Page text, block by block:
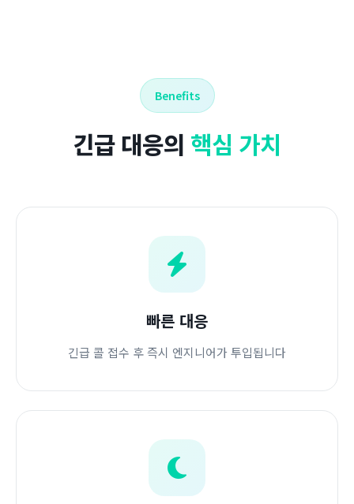
Benefits
긴급 대응의 핵심 가치
빠른 대응
긴급 콜 접수 후 즉시 엔지니어가 투입됩니다